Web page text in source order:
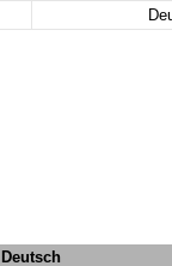
Deutsch